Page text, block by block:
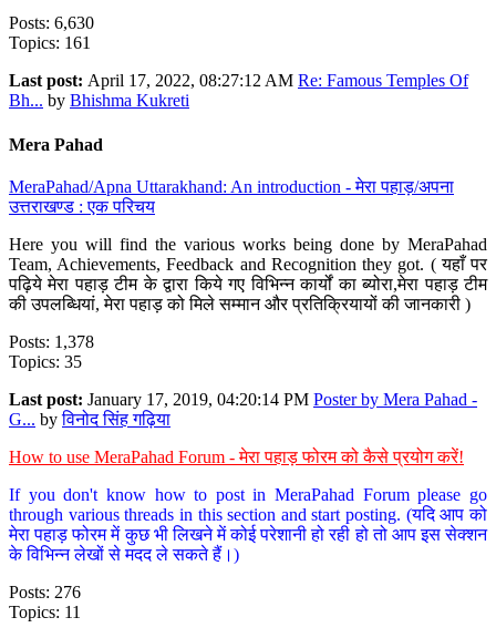
Posts: 6,630
Topics: 161
Last post: April 17, 2022, 08:27:12 AM Re: Famous Temples Of
Bh... by Bhishma Kukreti
Mera Pahad
MeraPahad/Apna Uttarakhand: An introduction - मेरा पहाड़/अपना
उत्तराखण्ड : एक परिचय
Here you will find the various works being done by MeraPahad
Team, Achievements, Feedback and Recognition they got. ( यहाँ पर
पढ़िये मेरा पहाड़ टीम के द्वारा किये गए विभिन्न कार्यों का ब्योरा,मेरा पहाड़ टीम
की उपलब्धियां, मेरा पहाड़ को मिले सम्मान और प्रतिक्रियायों की जानकारी )
Posts: 1,378
Topics: 35
Last post: January 17, 2019, 04:20:14 PM Poster by Mera Pahad -
G... byविनोद सिंह गढ़िया
How to use MeraPahad Forum - मेरा पहाड़ फोरम को कैसे प्रयोग करें!
If you don't know how to post in MeraPahad Forum please go
through various threads in this section and start posting. (यदि आप को
मेरा पहाड़ फोरम में कुछ भी लिखने में कोई परेशानी हो रही हो तो आप इस सेक्शन
के विभिन्न लेखों से मदद ले सकते हैं।)
Posts: 276
Topics: 11